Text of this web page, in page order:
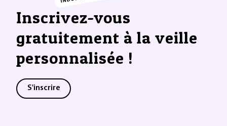
Inscrivez-vous
gratuitement à la veille
personnalisée !
S'inscrire